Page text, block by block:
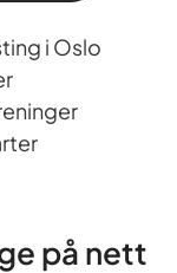
i Oslo
på nett